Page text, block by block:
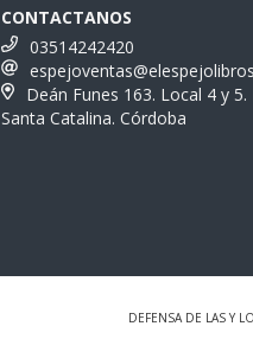
CONTACTANOS
03514242420
Deán Funes 163. Local 4 y 5.
Santa Catalina. Córdoba
DEFENSA DE LAS Y